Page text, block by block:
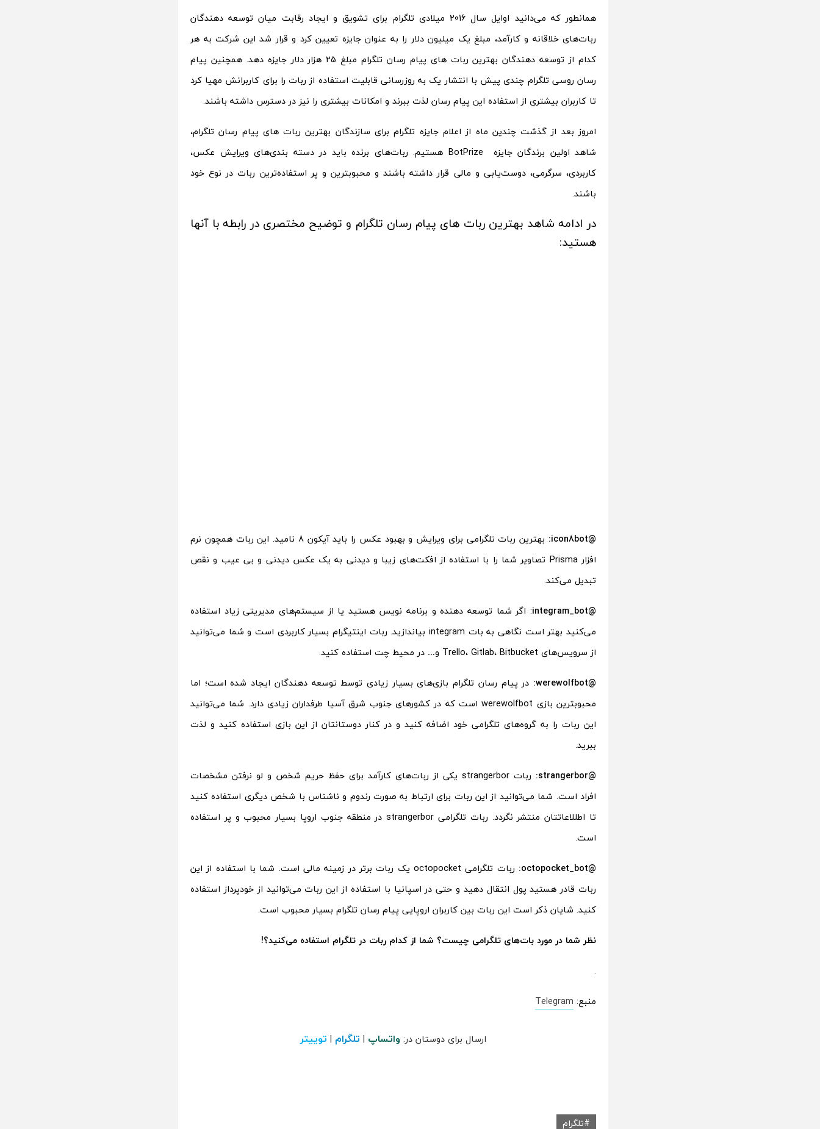
همانطور که می‌دانید اوایل سال 2016 میلادی تلگرام برای تشویق و ایجاد رقابت میان توسعه دهندگان
ربات‌های خلاقانه و کارآمد، مبلغ یک میلیون دلار را به عنوان جایزه تعیین کرد و قرار شد این شرکت به هر
کدام از توسعه دهندگان بهترین ربات های پیام رسان تلگرام مبلغ 25 هزار دلار جایزه دهد. همچنین پیام
رسان روسی تلگرام چندی پیش با انتشار یک به روزرسانی قابلیت استفاده از ربات را برای کاربرانش مهیا کرد
تا کاربران بیشتری از استفاده این پیام رسان لذت ببرند و امکانات بیشتری را نیز در دسترس داشته باشند.
امروز بعد از گذشت چندین ماه از اعلام جایزه تلگرام برای سازندگان بهترین ربات های پیام رسان تلگرام،
شاهد اولین برندگان جایزه BotPrize هستیم. ربات‌های برنده باید در دسته بندی‌های ویرایش عکس،
کاربردی، سرگرمی، دوست‌یابی و مالی قرار داشته باشند و محبوبترین و پر استفاده‌ترین ربات در نوع خود
باشند.
در ادامه شاهد بهترین ربات های پیام رسان تلگرام و توضیح مختصری در رابطه با آنها
هستید:
@icon8bot:
بهترین ربات تلگرامی برای ویرایش و بهبود عکس را باید آیکون 8 نامید. این ربات همچون نرم
افزار Prisma تصاویر شما را با استفاده از افکت‌های زیبا و دیدنی به یک عکس دیدنی و بی عیب و نقص
تبدیل می‌کند.
@integram_bot
: اگر شما توسعه دهنده و برنامه نویس هستید یا از سیستم‌های مدیریتی زیاد استفاده
می‌کنید بهتر است نگاهی به بات integram بیاندازید. ربات اینتیگرام بسیار کاربردی است و شما می‌توانید
از سرویس‌های Trello، Gitlab، Bitbucket و… در محیط چت استفاده کنید.
@werewolfbot:
در پیام رسان تلگرام بازی‌های بسیار زیادی توسط توسعه دهندگان ایجاد شده است؛ اما
محبوبترین بازی werewolfbot است که در کشورهای جنوب شرق آسیا طرفداران زیادی دارد. شما می‌توانید
این ربات را به گروه‌های تلگرامی خود اضافه کنید و در کنار دوستانتان از این بازی استفاده کنید و لذت
ببرید.
@strangerbor:
ربات strangerbor یکی از ربات‌های کارآمد برای حفظ حریم شخص و لو نرفتن مشخصات
افراد است. شما می‌توانید از این ربات برای ارتباط به صورت رندوم و ناشناس با شخص دیگری استفاده کنید
تا اطللاعاتتان منتشر نگردد. ربات تلگرامی strangerbor در منطقه جنوب اروپا بسیار محبوب و پر استفاده
است.
@octopocket_bot:
ربات تلگرامی octopocket یک ربات برتر در زمینه مالی است. شما با استفاده از این
ربات قادر هستید پول انتقال دهید و حتی در اسپانیا با استفاده از این ربات می‌توانید از خودپرداز استفاده
کنید. شایان ذکر است این ربات بین کاربران اروپایی پیام رسان تلگرام بسیار محبوب است.
نظر شما در مورد بات‌های تلگرامی چیست؟ شما از کدام ربات در تلگرام استفاده می‌کنید؟!
.
منبع: Telegram
ارسال برای دوستان در: واتساپ | تلگرام | توییتر
تلگرام